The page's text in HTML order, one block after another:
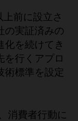
前に設立さ
の実証済みの
を続けてき
を行くアプロ
術標準を設定
消費者行動に